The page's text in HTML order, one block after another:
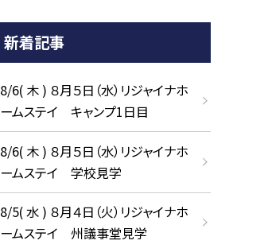
新着記事
8/6( 木 ) ８月５日（水）リジャイナホ
ームステイ キャンプ1日目
8/6( 木 ) ８月５日（水）リジャイナホ
ームステイ 学校見学
8/5( 水 ) ８月４日（火）リジャイナホ
ームステイ 州議事堂見学